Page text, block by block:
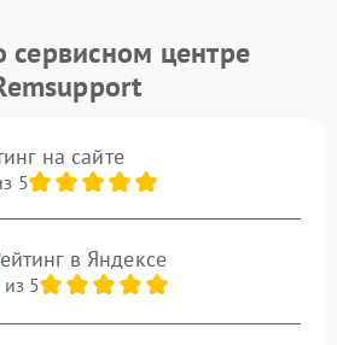
центре
на сайте
5
в Яндексе
из 5